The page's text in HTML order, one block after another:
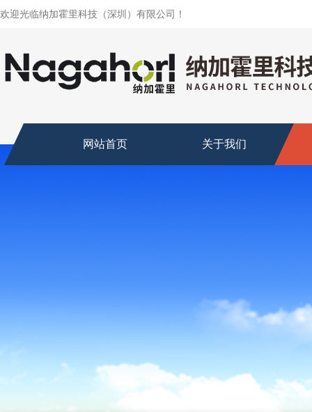
欢迎光临纳加霍里科技（深圳）有限公司！
网站首页 关于我们